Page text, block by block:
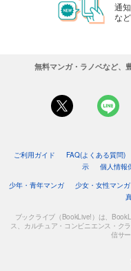
通
な
無料マンガ・ラノベなど、
ご利用ガイド FAQ(よくある質問)
示
個人情報
少年・青年マンガ
少女・女性マンガ
ブックライブ（BookLive!）は、
ス、カルチュア・コンビニエンス・ク
信サ